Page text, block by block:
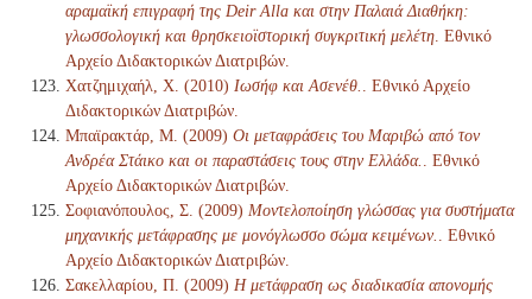
αραμαϊκή επιγραφή της Deir Alla και στην Παλαιά Διαθήκη:
γλωσσολογική και θρησκειοϊστορική συγκριτική μελέτη . Εθνικό
Αρχείο Διδακτορικών Διατριβών.
Χατζημιχαήλ, Χ. (2010) Ιωσήφ και Ασενέθ.
. Εθνικό Αρχείο
Διδακτορικών Διατριβών.
Μπαϊρακτάρ, Μ. (2009) Οι μεταφράσεις του Μαριβώ από τον
Ανδρέα Στάικο και οι παραστάσεις τους στην Ελλάδα.
. Εθνικό
Αρχείο Διδακτορικών Διατριβών.
Σοφιανόπουλος, Σ. (2009) Μοντελοποίηση γλώσσας για συστήματα
μηχανικής μετάφρασης με μονόγλωσσο σώμα κειμένων.
. Εθνικό
Αρχείο Διδακτορικών Διατριβών.
Σακελλαρίου, Π. (2009) Η μετάφραση ως διαδικασία απονομής